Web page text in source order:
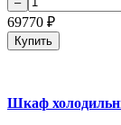
69770 ₽
Купить
Шкаф